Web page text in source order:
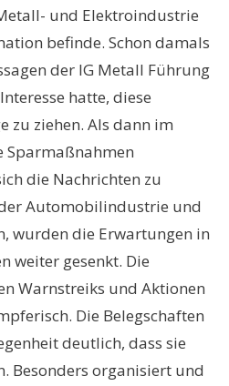
und Elektroindustrie
befinde. Schon damals
der IG Metall Führung
hatte, diese
zu ziehen. Als dann im
Sparmaßnahmen
die Nachrichten zu
Automobilindustrie und
wurden die Erwartungen in
weiter gesenkt. Die
Warnstreiks und Aktionen
Die Belegschaften
deutlich, dass sie
Besonders organisiert und